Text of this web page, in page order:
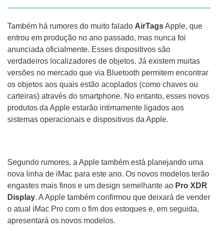
Também há rumores do muito falado AirTagsApple, que
entrou em produção no ano passado, mas nunca foi
anunciada oficialmente. Esses dispositivos são
verdadeiros localizadores de objetos. Já existem muitas
versões no mercado que via Bluetooth permitem encontrar
os objetos aos quais estão acoplados (como chaves ou
carteiras) através do smartphone. No entanto, esses novos
produtos da Apple estarão intimamente ligados aos
sistemas operacionais e dispositivos da Apple.
Segundo rumores, a Apple também está planejando uma
nova linha de iMac para este ano. Os novos modelos terão
engastes mais finos e um design semelhante ao Pro XDR
Display. A Apple também confirmou que deixará de vender
o atual iMac Pro com o fim dos estoques e, em seguida,
apresentará os novos modelos.